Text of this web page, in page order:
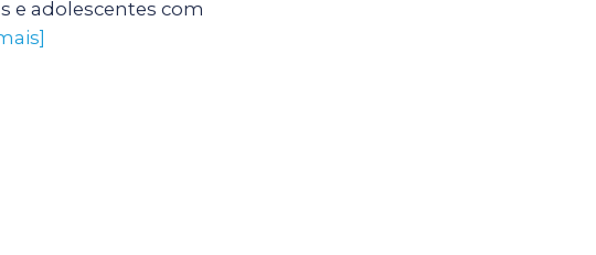
e adolescentes com